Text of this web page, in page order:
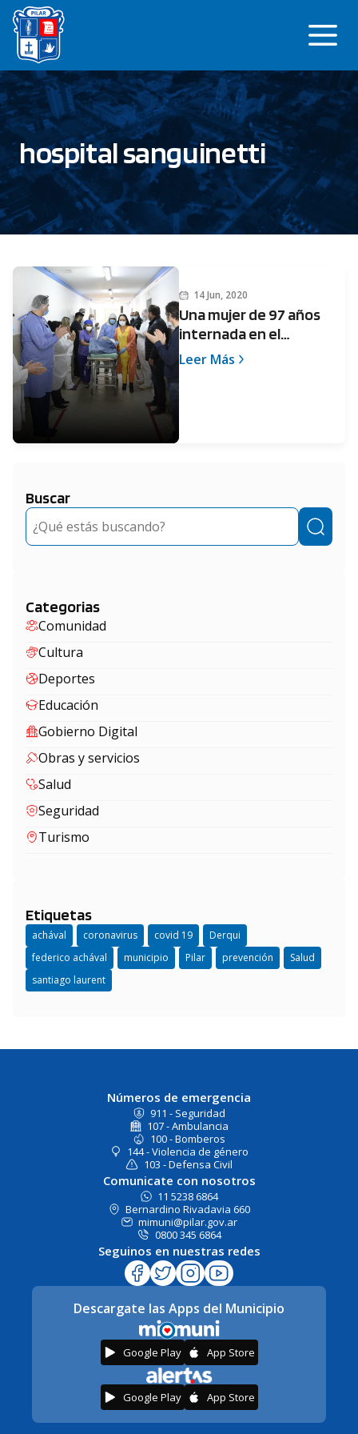
Saltar
contenido
hospital sanguinetti
14 Jun, 2020
Una mujer de 97 años
internada en el
Sanguinetti logró
Leer Más
Buscar
Buscar
Categorias
Comunidad
Cultura
Deportes
Educación
Gobierno Digital
Obras y servicios
Salud
Seguridad
Turismo
Etiquetas
achával coronavirus covid 19
Derqui
federico achával
municipio Pilar prevención
Salud
santiago laurent
Números de emergencia
911 - Seguridad
107 - Ambulancia
100 - Bomberos
144 - Violencia de género
103 - Defensa Civil
Comunicate con nosotros
11 5238 6864
Bernardino Rivadavia 660
mimuni@pilar.gov.ar
0800 345 6864
Seguinos en nuestras redes
Descargate las Apps del Municipio
Google Play App Store
Google Play App Store